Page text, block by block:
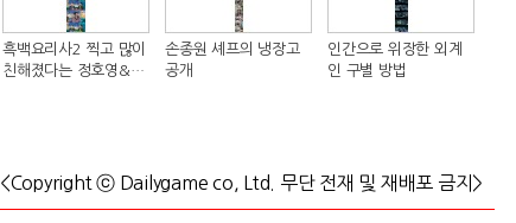
흑백요리사2 찍고 많이
친해졌다는 정호영&샘
손종원 셰프의 냉장고
공개
인간으로 위장한 외계
인 구별 방법
<Copyright ⓒ Dailygame co, Ltd. 무단 전재 및 재배포 금지>